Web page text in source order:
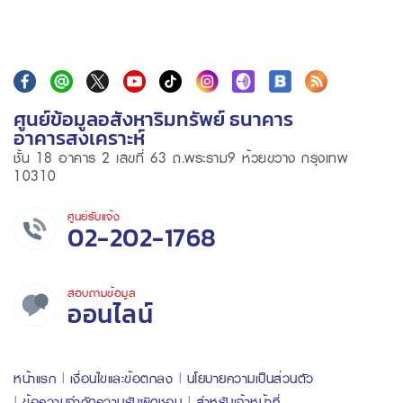
ศูนย์ข้อมูลอสังหาริมทรัพย์ ธนาคาร
อาคารสงเคราะห์
ชั้น 18 อาคาร 2 เลขที่ 63 ถ.พระราม9 ห้วยขวาง กรุงเทพ
10310
ศูนย์รับแจ้ง
02-202-1768
สอบถามข้อมูล
ออนไลน์
หน้าแรก เงื่อนไขและข้อตกลง
นโยบายความเป็นส่วนตัว